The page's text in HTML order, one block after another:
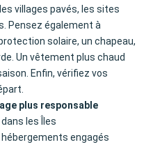
villages pavés, les sites
Pensez également à
solaire, un chapeau,
Un vêtement plus chaud
Enfin, vérifiez vos
plus responsable
les Îles
engagés